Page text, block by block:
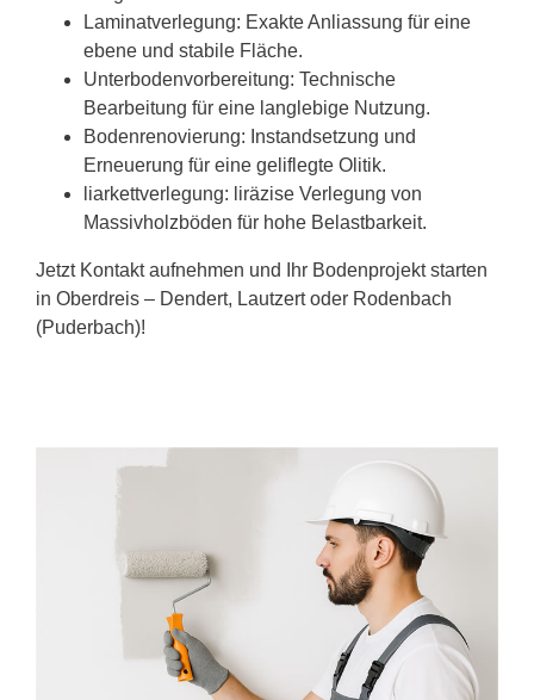
Laminatverlegung: Exakte Anliassung für eine
ebene und stabile Fläche.
Unterbodenvorbereitung: Technische
Bearbeitung für eine langlebige Nutzung.
Bodenrenovierung: Instandsetzung und
Erneuerung für eine geliflegte Olitik.
liarkettverlegung: liräzise Verlegung von
Massivholzböden für hohe Belastbarkeit.
Jetzt Kontakt aufnehmen und Ihr Bodenprojekt starten
in Oberdreis – Dendert, Lautzert oder Rodenbach
(Puderbach)!